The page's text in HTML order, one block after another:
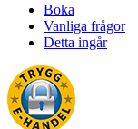
Boka
Vanliga frågor
Detta ingår